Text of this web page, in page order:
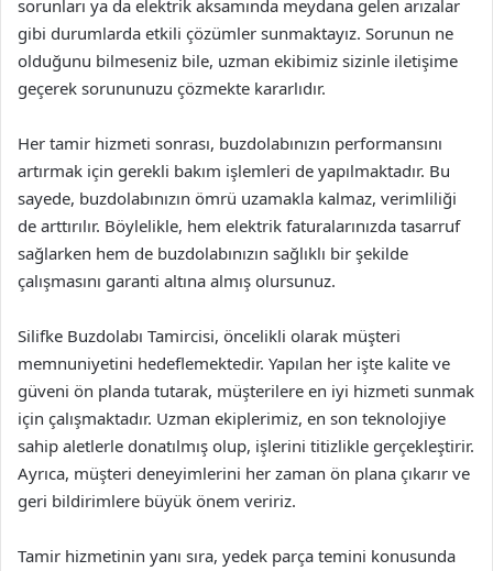
sorunları ya da elektrik aksamında meydana gelen arızalar
gibi durumlarda etkili çözümler sunmaktayız. Sorunun ne
olduğunu bilmeseniz bile, uzman ekibimiz sizinle iletişime
geçerek sorununuzu çözmekte kararlıdır.
Her tamir hizmeti sonrası, buzdolabınızın performansını
artırmak için gerekli bakım işlemleri de yapılmaktadır. Bu
sayede, buzdolabınızın ömrü uzamakla kalmaz, verimliliği
de arttırılır. Böylelikle, hem elektrik faturalarınızda tasarruf
sağlarken hem de buzdolabınızın sağlıklı bir şekilde
çalışmasını garanti altına almış olursunuz.
Silifke Buzdolabı Tamircisi, öncelikli olarak müşteri
memnuniyetini hedeflemektedir. Yapılan her işte kalite ve
güveni ön planda tutarak, müşterilere en iyi hizmeti sunmak
için çalışmaktadır. Uzman ekiplerimiz, en son teknolojiye
sahip aletlerle donatılmış olup, işlerini titizlikle gerçekleştirir.
Ayrıca, müşteri deneyimlerini her zaman ön plana çıkarır ve
geri bildirimlere büyük önem veririz.
Tamir hizmetinin yanı sıra, yedek parça temini konusunda